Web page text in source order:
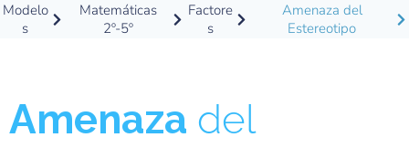
Modelo
s
Matemáticas
2º-5º
Factore
s
Amenaza del
Estereotipo
Amenaza del